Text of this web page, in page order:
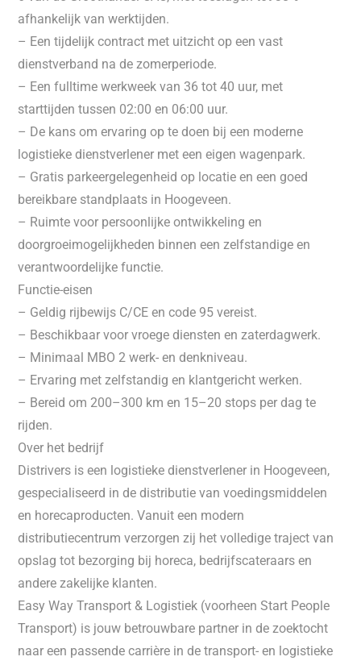
afhankelijk van werktijden.
– Een tijdelijk contract met uitzicht op een vast
dienstverband na de zomerperiode.
– Een fulltime werkweek van 36 tot 40 uur, met
starttijden tussen 02:00 en 06:00 uur.
– De kans om ervaring op te doen bij een moderne
logistieke dienstverlener met een eigen wagenpark.
– Gratis parkeergelegenheid op locatie en een goed
bereikbare standplaats in Hoogeveen.
– Ruimte voor persoonlijke ontwikkeling en
doorgroeimogelijkheden binnen een zelfstandige en
verantwoordelijke functie.
Functie-eisen
– Geldig rijbewijs C/CE en code 95 vereist.
– Beschikbaar voor vroege diensten en zaterdagwerk.
– Minimaal MBO 2 werk- en denkniveau.
– Ervaring met zelfstandig en klantgericht werken.
– Bereid om 200–300 km en 15–20 stops per dag te
rijden.
Over het bedrijf
Distrivers is een logistieke dienstverlener in Hoogeveen,
gespecialiseerd in de distributie van voedingsmiddelen
en horecaproducten. Vanuit een modern
distributiecentrum verzorgen zij het volledige traject van
opslag tot bezorging bij horeca, bedrijfscateraars en
andere zakelijke klanten.
Easy Way Transport & Logistiek (voorheen Start People
Transport) is jouw betrouwbare partner in de zoektocht
naar een passende carrière in de transport- en logistieke